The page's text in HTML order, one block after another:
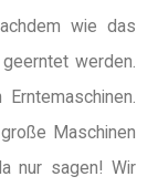
wie das
werden.
Maschinen
nur sagen! Wir